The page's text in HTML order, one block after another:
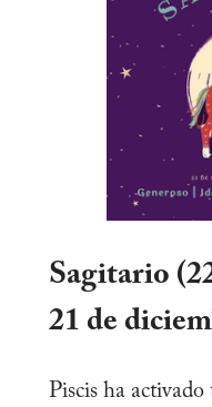
Sagitario
21 de
Piscis ha